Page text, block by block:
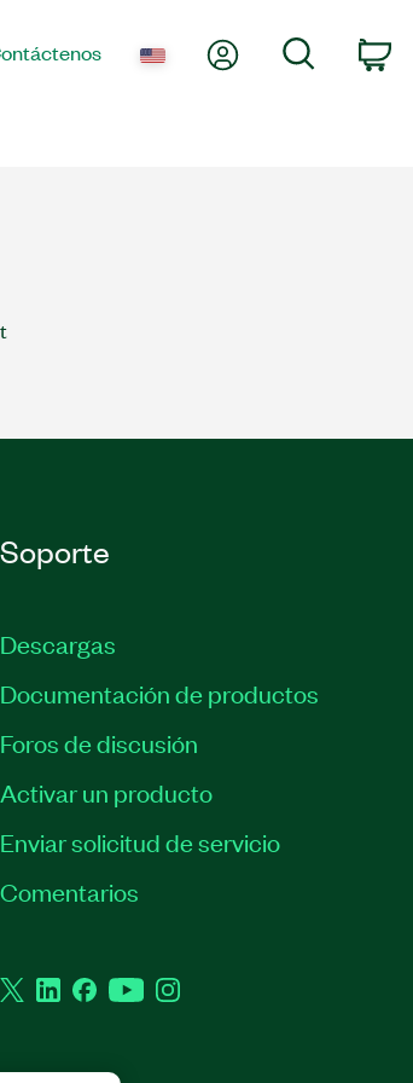
Mi cuenta Búsqueda
Soporte
Descargas
Documentación de productos
Foros de discusión
Activar un producto
Enviar solicitud de servicio
Comentarios
TwitterLinkedIn
Facebook
YouTubeInstagram